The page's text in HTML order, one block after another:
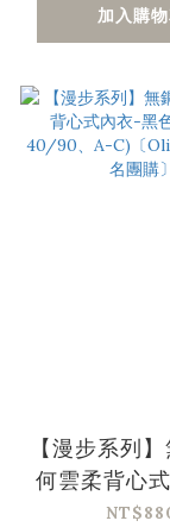
加入購
【漫步系列
何雲柔背心
色(32/70-